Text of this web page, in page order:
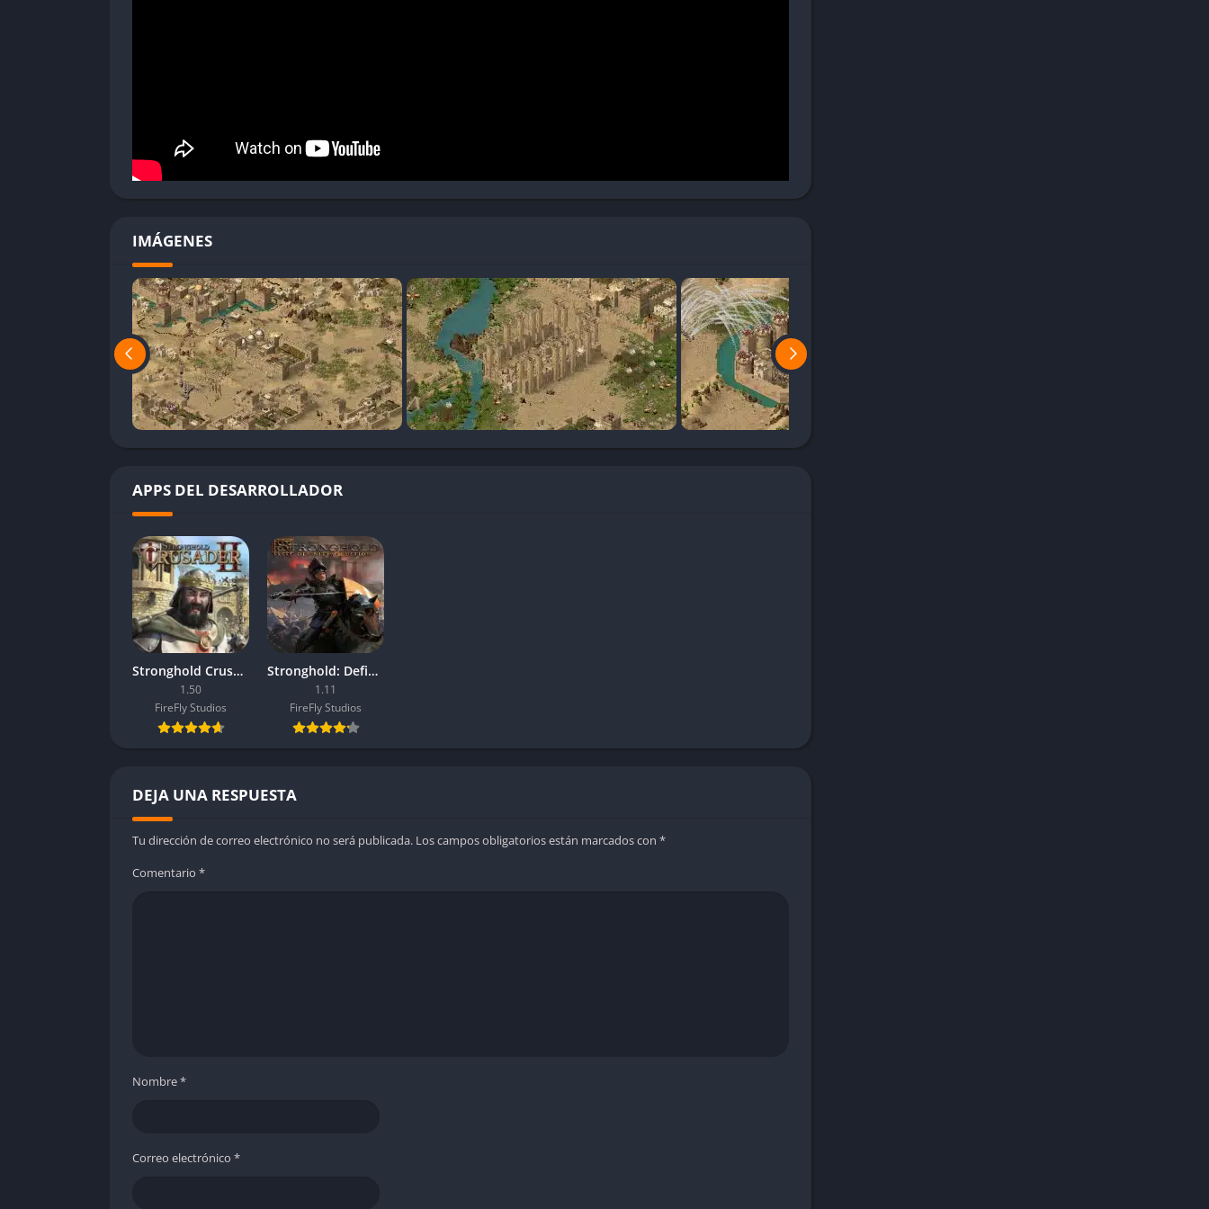
Stronghold Crusader HD sigue siendo uno de los referentes en juegos de estrategia medieval para PC, ideal
para quienes buscan desafíos tácticos, gestión de recursos y épicas batallas en tiempo real.
IMÁGENES
APPS DEL DESARROLLADOR
Stronghold Crusader 2
1.50
FireFly Studios
Stronghold: Definitive Edition
1.11
FireFly Studios
DEJA UNA RESPUESTA
Tu dirección de correo electrónico no será publicada. Los campos obligatorios están marcados con *
Comentario *
Nombre*
Correo electrónico *